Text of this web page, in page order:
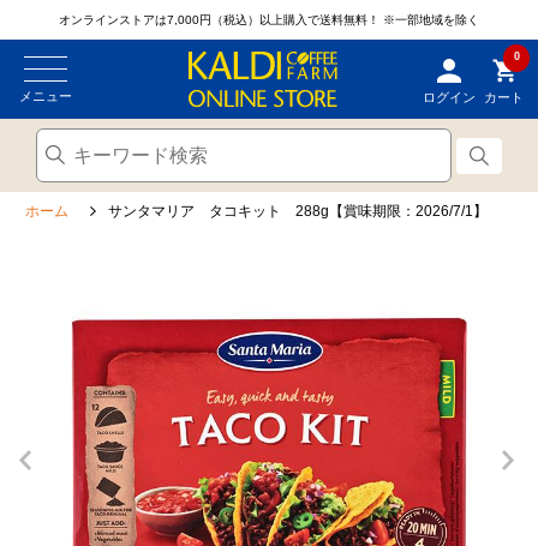
オンラインストアは7,000円（税込）以上購入で送料無料！ ※一部地域を除く
メニュー ログイン
0
カート
ホーム サンタマリア タコキット 288g【賞味期限：2026/7/1】